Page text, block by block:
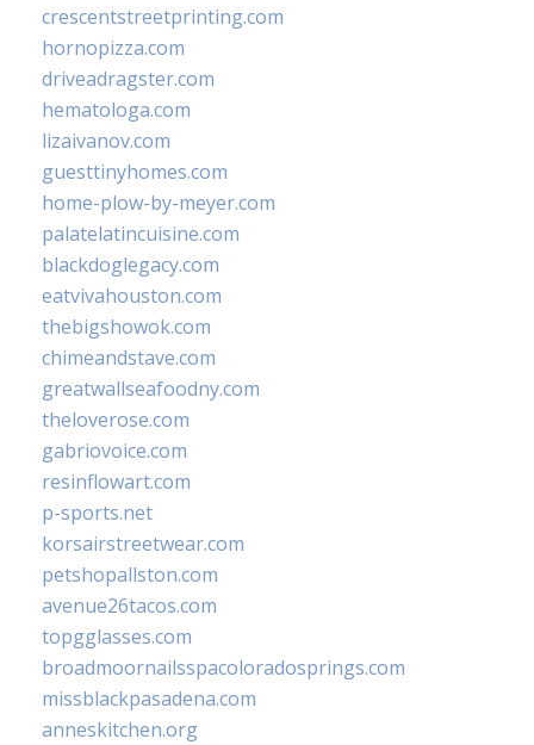
crescentstreetprinting.com
hornopizza.com
driveadragster.com
hematologa.com
lizaivanov.com
guesttinyhomes.com
home-plow-by-meyer.com
palatelatincuisine.com
blackdoglegacy.com
eatvivahouston.com
thebigshowok.com
chimeandstave.com
greatwallseafoodny.com
theloverose.com
gabriovoice.com
resinflowart.com
p-sports.net
korsairstreetwear.com
petshopallston.com
avenue26tacos.com
topgglasses.com
broadmoornailsspacoloradosprings.com
missblackpasadena.com
anneskitchen.org